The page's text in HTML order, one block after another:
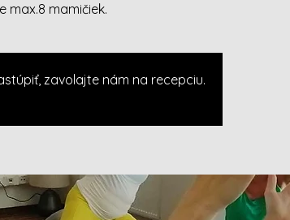
max.8 mamičiek.
zavolajte nám na recepciu.